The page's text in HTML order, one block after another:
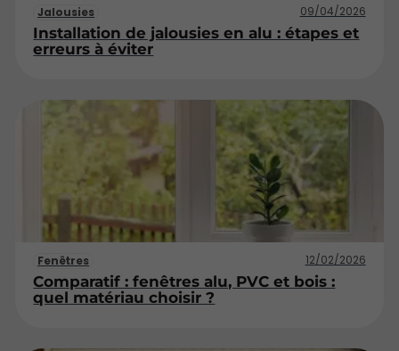
Jalousies 09/04/2026
Installation de jalousies en alu : étapes et
erreurs à éviter
Fenêtres 12/02/2026
Comparatif : fenêtres alu, PVC et bois :
quel matériau choisir ?